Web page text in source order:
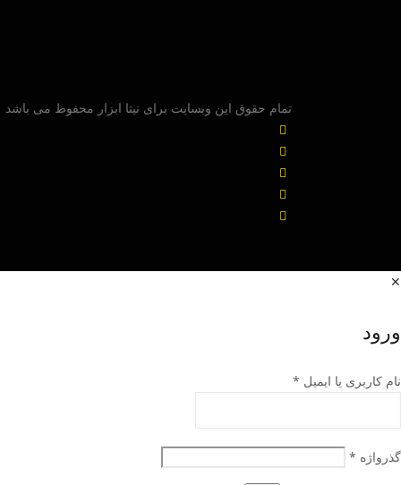
تمام حقوق این وبسایت برای نیتا ابزار محفوظ می باشد
✕
ورود
نام کاربری یا ایمیل *
گذرواژه *